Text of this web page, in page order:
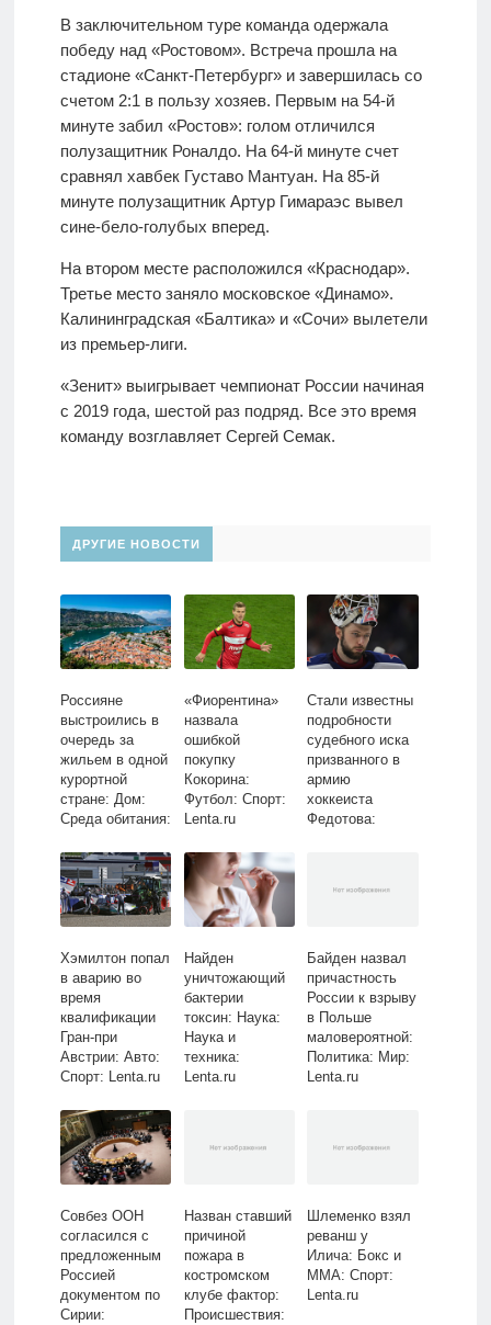
В заключительном туре команда одержала
победу над «Ростовом». Встреча прошла на
стадионе «Санкт-Петербург» и завершилась со
счетом 2:1 в пользу хозяев. Первым на 54-й
минуте забил «Ростов»: голом отличился
полузащитник Роналдо. На 64-й минуте счет
сравнял хавбек Густаво Мантуан. На 85-й
минуте полузащитник Артур Гимараэс вывел
сине-бело-голубых вперед.
На втором месте расположился «Краснодар».
Третье место заняло московское «Динамо».
Калининградская «Балтика» и «Сочи» вылетели
из премьер-лиги.
«Зенит» выигрывает чемпионат России начиная
с 2019 года, шестой раз подряд. Все это время
команду возглавляет Сергей Семак.
ДРУГИЕ НОВОСТИ
Россияне
выстроились в
очередь за
жильем в одной
курортной
стране: Дом:
Среда обитания:
«Фиорентина»
назвала
ошибкой
покупку
Кокорина:
Футбол: Спорт:
Lenta.ru
Стали известны
подробности
судебного иска
призванного в
армию
хоккеиста
Федотова:
Хэмилтон попал
в аварию во
время
квалификации
Гран-при
Австрии: Авто:
Спорт: Lenta.ru
Найден
уничтожающий
бактерии
токсин: Наука:
Наука и
техника:
Lenta.ru
Байден назвал
причастность
России к взрыву
в Польше
маловероятной:
Политика: Мир:
Lenta.ru
Совбез ООН
согласился с
предложенным
Россией
документом по
Сирии:
Назван ставший
причиной
пожара в
костромском
клубе фактор:
Происшествия:
Шлеменко взял
реванш у
Илича: Бокс и
ММА: Спорт:
Lenta.ru